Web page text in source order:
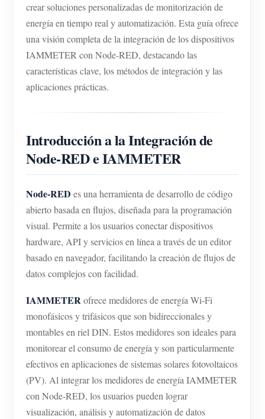
crear soluciones personalizadas de monitorización de
energía en tiempo real y automatización. Esta guía ofrece
una visión completa de la integración de los dispositivos
IAMMETER con Node-RED, destacando las
características clave, los métodos de integración y las
aplicaciones prácticas.
Introducción a la Integración de
Node-RED e IAMMETER
Node-RED es una herramienta de desarrollo de código
abierto basada en flujos, diseñada para la programación
visual. Permite a los usuarios conectar dispositivos
hardware, API y servicios en línea a través de un editor
basado en navegador, facilitando la creación de flujos de
datos complejos con facilidad.
IAMMETERofrece medidores de energía Wi-Fi
monofásicos y trifásicos que son bidireccionales y
montables en riel DIN. Estos medidores son ideales para
monitorear el consumo de energía y son particularmente
efectivos en aplicaciones de sistemas solares fotovoltaicos
(PV). Al integrar los medidores de energía IAMMETER
con Node-RED, los usuarios pueden lograr
visualización, análisis y automatización de datos